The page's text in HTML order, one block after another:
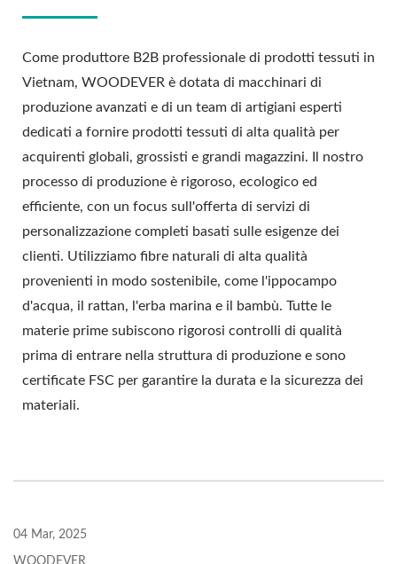
Come produttore B2B professionale di prodotti tessuti in
Vietnam, WOODEVER è dotata di macchinari di
produzione avanzati e di un team di artigiani esperti
dedicati a fornire prodotti tessuti di alta qualità per
acquirenti globali, grossisti e grandi magazzini. Il nostro
processo di produzione è rigoroso, ecologico ed
efficiente, con un focus sull'offerta di servizi di
personalizzazione completi basati sulle esigenze dei
clienti. Utilizziamo fibre naturali di alta qualità
provenienti in modo sostenibile, come l'ippocampo
d'acqua, il rattan, l'erba marina e il bambù. Tutte le
materie prime subiscono rigorosi controlli di qualità
prima di entrare nella struttura di produzione e sono
certificate FSC per garantire la durata e la sicurezza dei
materiali.
04 Mar, 2025